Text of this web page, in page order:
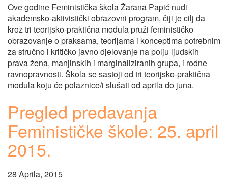
Ove godine Feministička škola Žarana Papić nudi
akademsko-aktivistički obrazovni program, čiji je cilj da
kroz tri teorijsko-praktična modula pruži feminističko
obrazovanje o praksama, teorijama i konceptima potrebnim
za stručno i kritičko javno djelovanje na polju ljudskih
prava žena, manjinskih i marginaliziranih grupa, i rodne
ravnopravnosti. Škola se sastoji od tri teorijsko-praktična
modula koju će polaznice/i slušati od aprila do juna.
Pregled predavanja
Feminističke škole: 25. april
2015.
28 Aprila, 2015